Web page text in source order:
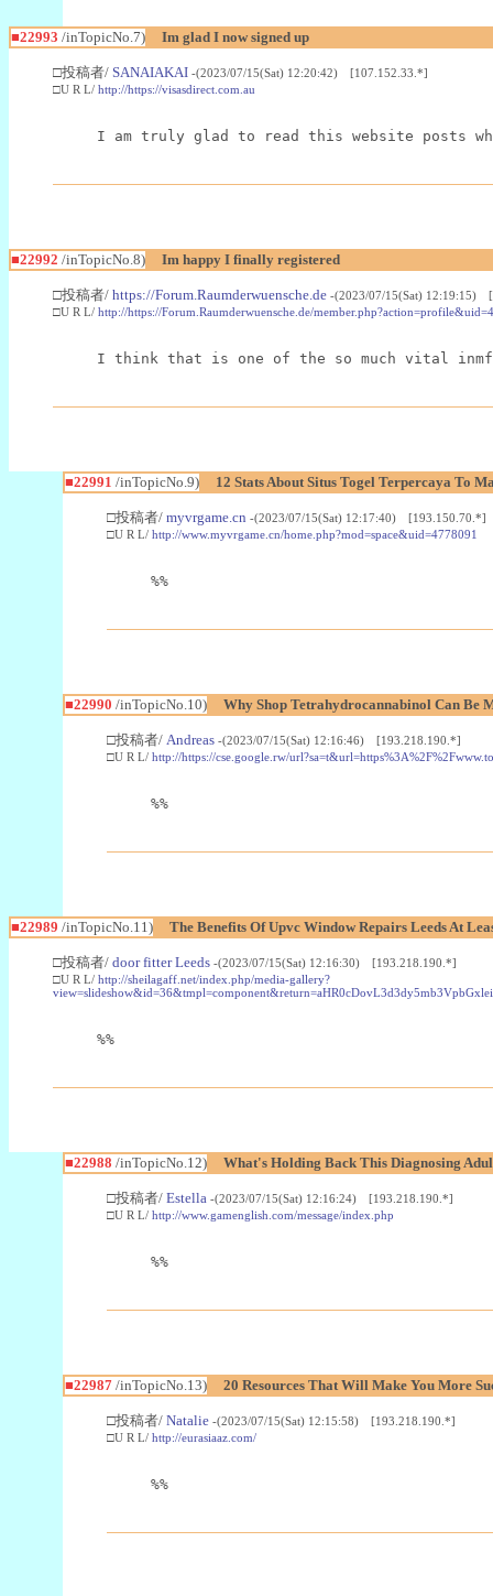
■22993 /inTopicNo.7) Im glad I now signed up
□投稿者/ SANAIAKAI -(2023/07/15(Sat) 12:20:42) [107.152.33.*]
□U R L/ http://https://visasdirect.com.au
I am truly glad to read this website posts
■22992 /inTopicNo.8) Im happy I finally registered
□投稿者/ https://Forum.Raumderwuensche.de -(2023/07/15(Sat) 12:19:15)
□U R L/ http://https://Forum.Raumderwuensche.de/
I think that is one of the so much vital
■22991 /inTopicNo.9) 12 Stats About Situs Togel Terpercaya To
□投稿者/ myvrgame.cn -(2023/07/15(Sat) 12:17:40) [193.150.70.*]
□U R L/ http://www.myvrgame.cn/home.php?mod=space&uid=4778091
%%
■22990 /inTopicNo.10) Why Shop Tetrahydrocannabinol Can Be
□投稿者/ Andreas -(2023/07/15(Sat) 12:16:46) [193.218.190.*]
□U R L/ http://https://cse.google.rw/
%%
■22989 /inTopicNo.11) The Benefits Of Upvc Window Repairs Leeds At
□投稿者/ door fitter Leeds -(2023/07/15(Sat) 12:16:30) [193.218.190.*]
□U R L/ http://sheilagaff.net/index.php/media-gallery?
%%
■22988 /inTopicNo.12) What's Holding Back This Diagnosing
□投稿者/ Estella -(2023/07/15(Sat) 12:16:24) [193.218.190.*]
□U R L/ http://www.gamenglish.com/message/index.php
%%
■22987/inTopicNo.13) 20 Resources That Will Make You More
□投稿者/ Natalie -(2023/07/15(Sat) 12:15:58) [193.218.190.*]
□U R L/ http://eurasiaaz.com/
%%